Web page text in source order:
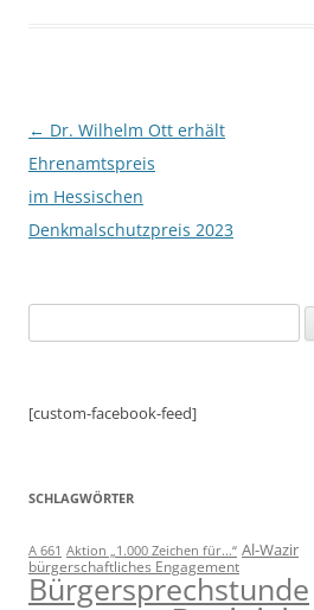
Beitragsnavigation
← Dr. Wilhelm Ott erhält
Ehrenamtspreis
im Hessischen
Denkmalschutzpreis 2023
nach:
[custom-facebook-feed]
SCHLAGWÖRTER
A 661 Aktion „1.000 Zeichen für...“ Al-Wazir
bürgerschaftliches Engagement
Bürgersprechstunde